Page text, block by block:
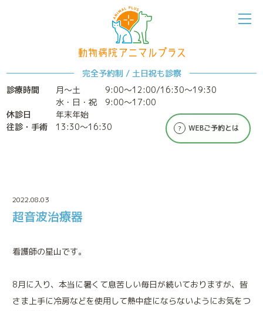
完全予約制 / 土日祝も診察
診療時間
月～土
9:00〜12:00/16:30〜19:30
水・日・祝 9:00〜17:00
休診日
年末年始
往診・手術
13:30〜16:30
アニマルプラスについて
診療案内
2022.08.03
超音波治療器
看護師の星山です。
8月に入り、本当に暑くて息苦しい毎日が続いておりますが、皆
さま上手に冷房などを使用して熱中症にならないようにお気をつ